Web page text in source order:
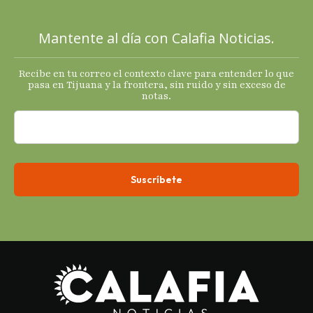
termómetro
s
económicos.
Mantente al día con Calafia Noticias.
Recibe en tu correo el contexto clave para entender lo que
pasa en Tijuana y la frontera, sin ruido y sin exceso de
notas.